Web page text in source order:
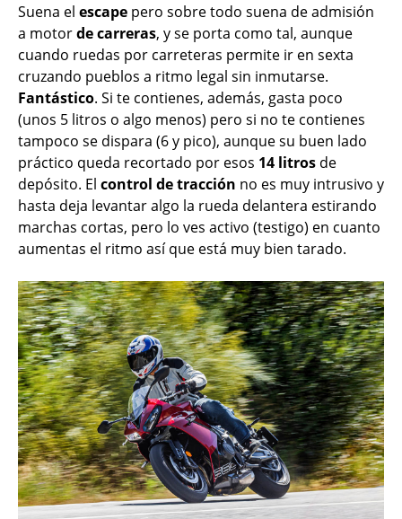
Suena el escape pero sobre todo suena de admisión
a motorde carreras, y se porta como tal, aunque
cuando ruedas por carreteras permite ir en sexta
cruzando pueblos a ritmo legal sin inmutarse.
Fantástico. Si te contienes, además, gasta poco
(unos 5 litros o algo menos) pero si no te contienes
tampoco se dispara (6 y pico), aunque su buen lado
práctico queda recortado por esos 14 litros de
depósito. El control de tracción no es muy intrusivo y
hasta deja levantar algo la rueda delantera estirando
marchas cortas, pero lo ves activo (testigo) en cuanto
aumentas el ritmo así que está muy bien tarado.